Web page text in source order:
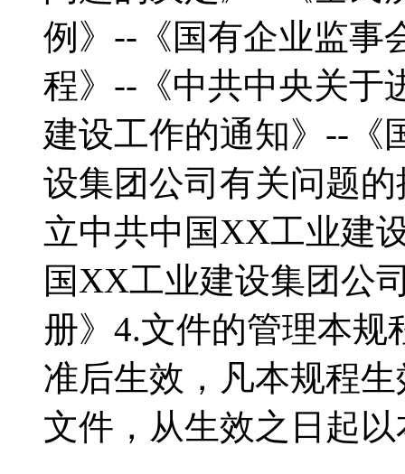
例》--《国有企业监事
程》--《中共中央关于
建设工作的通知》--《
设集团公司有关问题
立中共中国XX工业建
国XX工业建设集团公
册》4.文件的管理本
准后生效，凡本规程
文件，从生效之日起